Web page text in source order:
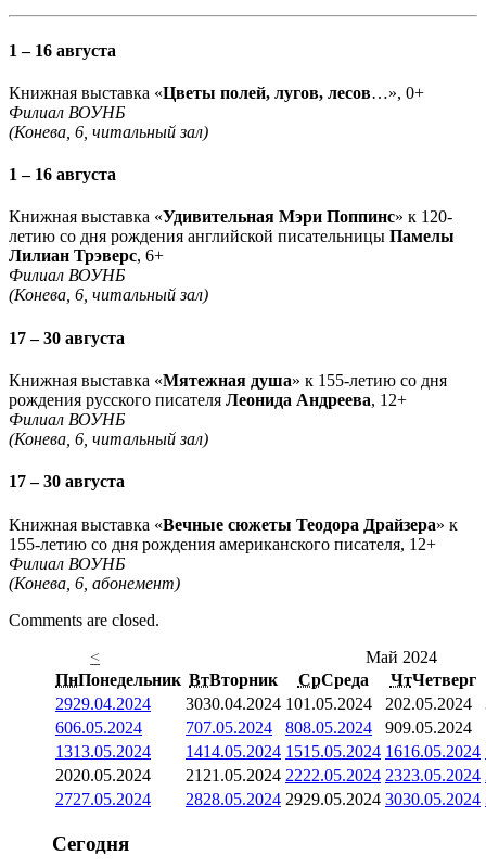
1 – 16 августа
Книжная выставка «Цветы полей, лугов, лесов…», 0+
Филиал ВОУНБ
(Конева, 6, читальный зал)
1 – 16 августа
Книжная выставка «Удивительная Мэри Поппинс» к 120-
летию со дня рождения английской писательницы Памелы
Лилиан Трэверс, 6+
Филиал ВОУНБ
(Конева, 6, читальный зал)
17 – 30 августа
Книжная выставка «Мятежная душа» к 155-летию со дня
рождения русского писателя Леонида Андреева, 12+
Филиал ВОУНБ
(Конева, 6, читальный зал)
17 – 30 августа
Книжная выставка «Вечные сюжеты Теодора Драйзера» к
155-летию со дня рождения американского писателя, 12+
Филиал ВОУНБ
(Конева, 6, абонемент)
Comments are closed.
<
Май 2024
ПнПонедельник ВтВторник СрСреда ЧтЧетверг
2929.04.2024 3030.04.2024 101.05.2024 202.05.2024
606.05.2024 707.05.2024 808.05.2024 909.05.2024
1313.05.2024 1414.05.2024 1515.05.2024 1616.05.2024
2020.05.2024 21 21.05.2024 2222.05.2024 2323.05.2024
2727.05.2024 2828.05.2024 2929.05.2024 3030.05.2024
Сегодня